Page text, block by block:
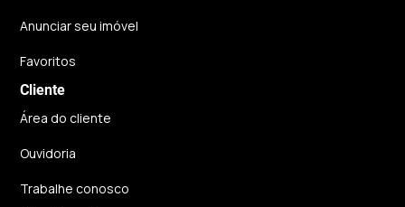
Anunciar seu imóvel
Favoritos
Cliente
Área do cliente
Ouvidoria
Trabalhe conosco